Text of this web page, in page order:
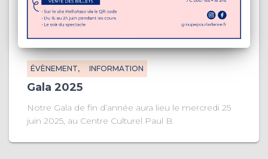
ÉVÈNEMENT INFORMATION
Gala 2025
Notre Gala de fin d’année aura lieu le mercredi 25
juin 2025, au Centre Culturel Paul B.